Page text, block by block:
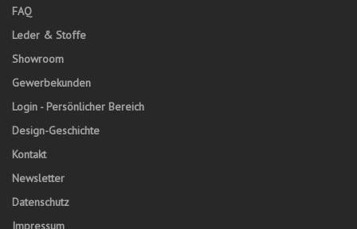
FAQ
Leder & Stoffe
Showroom
Gewerbekunden
Login - Persönlicher Bereich
Design-Geschichte
Kontakt
Newsletter
Datenschutz
Impressum